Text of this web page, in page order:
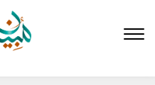
المحتوى